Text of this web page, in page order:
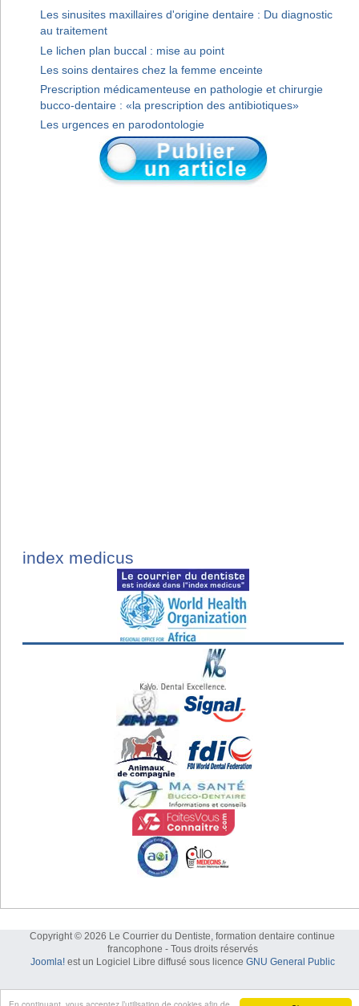
Les sinusites maxillaires d'origine dentaire : Du diagnostic
au traitement
Le lichen plan buccal : mise au point
Les soins dentaires chez la femme enceinte
Prescription médicamenteuse en pathologie et chirurgie
bucco-dentaire : «la prescription des antibiotiques»
Les urgences en parodontologie
index medicus
Copyright © 2026 Le Courrier du Dentiste, formation dentaire continue
francophone - Tous droits réservés
Joomla!est un Logiciel Libre diffusé sous licence GNU General Public